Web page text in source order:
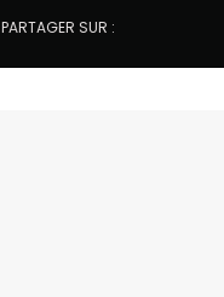
PARTAGER SUR :